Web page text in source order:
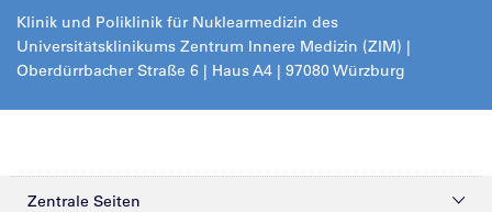
Klinik und Poliklinik für Nuklearmedizin des
Universitätsklinikums Zentrum Innere Medizin (ZIM) |
Oberdürrbacher Straße 6 | Haus A4 | 97080 Würzburg
Zentrale Seiten